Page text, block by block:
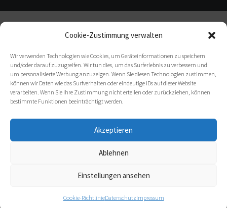
Cookie-Zustimmung verwalten
Wir verwenden Technologien wie Cookies, um Geräteinformationen zu speichern
und/oder darauf zuzugreifen. Wir tun dies, um das Surferlebnis zu verbessern und
um personalisierte Werbung anzuzeigen. Wenn Sie diesen Technologien zustimmen,
können wir Daten wie das Surfverhalten oder eindeutige IDs auf dieser Website
verarbeiten. Wenn Sie Ihre Zustimmung nicht erteilen oder zurückziehen, können
bestimmte Funktionen beeinträchtigt werden.
Akzeptieren
Ablehnen
Einstellungen ansehen
Cookie-RichtlinieDatenschutzImpressum